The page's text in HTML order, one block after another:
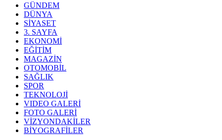
GÜNDEM
DÜNYA
SİYASET
3. SAYFA
EKONOMİ
EĞİTİM
MAGAZİN
OTOMOBİL
SAĞLIK
SPOR
TEKNOLOJİ
VIDEO GALERİ
FOTO GALERİ
VİZYONDAKİLER
BİYOGRAFİLER